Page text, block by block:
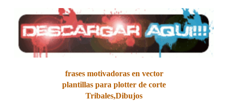
frases motivadoras en vector
plantillas para plotter de corte
Tribales,Dibujos